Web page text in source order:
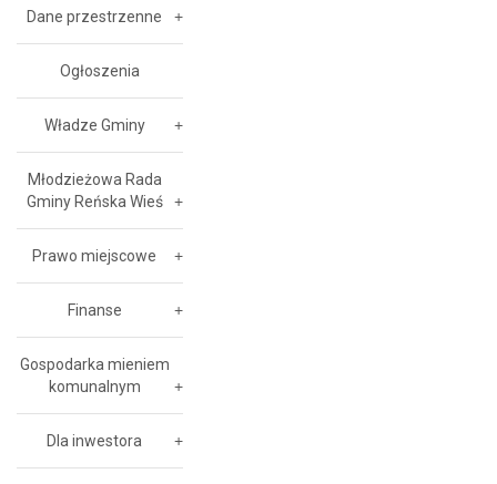
Dane przestrzenne
Ogłoszenia
Władze Gminy
Młodzieżowa Rada
Gminy Reńska Wieś
Prawo miejscowe
Finanse
Gospodarka mieniem
komunalnym
Dla inwestora